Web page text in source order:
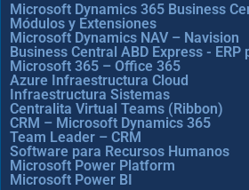
Microsoft Dynamics 365 Business
Módulos y Extensiones
Microsoft Dynamics NAV – Navision
Business Central ABD Express - ERP
Microsoft 365 – Office 365
Azure Infraestructura Cloud
Infraestructura Sistemas
Centralita Virtual Teams (Ribbon)
CRM – Microsoft Dynamics 365
Team Leader – CRM
Software para Recursos Humanos
Microsoft Power Platform
Microsoft Power BI